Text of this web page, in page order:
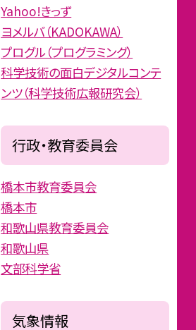
Yahoo!きっず
ヨメルバ（KADOKAWA）
プログル（プログラミング）
科学技術の面白デジタルコンテ
ンツ（科学技術広報研究会）
行政・教育委員会
橋本市教育委員会
橋本市
和歌山県教育委員会
和歌山県
文部科学省
気象情報